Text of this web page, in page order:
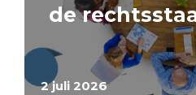
2 juli 2026
de